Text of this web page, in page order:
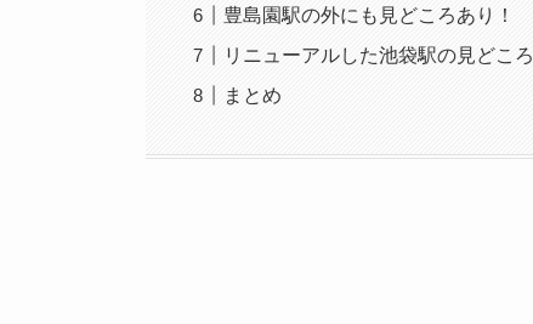
豊島園駅の外にも見どころあり！
リニューアルした池袋駅の見どころ
まとめ